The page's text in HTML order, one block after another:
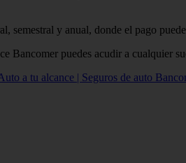
semestral y anual, donde el pago
Bancomer puedes acudir a cualquier
a tu alcance | Seguros de auto